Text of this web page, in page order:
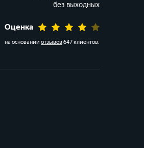
без выходных
Оценка
на основании отзывов647 клиентов.